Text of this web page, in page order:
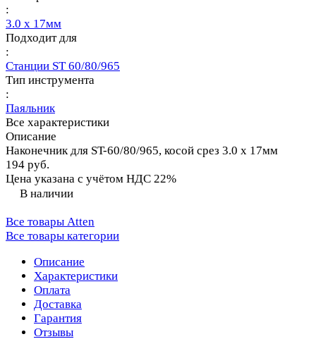
:
3.0 х 17мм
Подходит для
:
Станции ST 60/80/965
Тип инструмента
:
Паяльник
Все характеристики
Описание
Наконечник для ST-60/80/965, косой срез 3.0 х 17мм
194 руб.
Цена указана с учётом НДС 22%
В наличии
Все товары Atten
Все товары категории
Описание
Характеристики
Оплата
Доставка
Гарантия
Отзывы